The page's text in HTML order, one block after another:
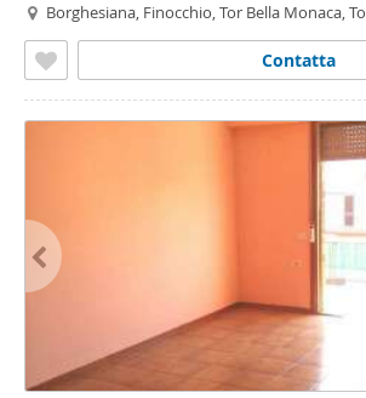
Borghesiana, Finocchio, Tor Bella Monaca,
Contatta